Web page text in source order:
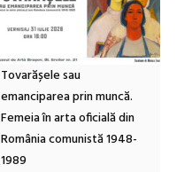
Tovarășele sau
emanciparea prin muncă.
Femeia în arta oficială din
România comunistă 1948-
1989